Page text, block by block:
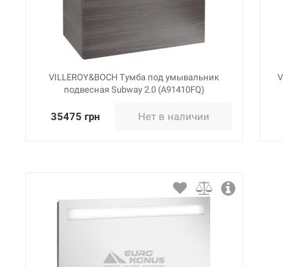
VILLEROY&BOCH Тумба под умывальник
подвесная Subway 2.0 (A91410FQ)
35475 грн Нет в наличии